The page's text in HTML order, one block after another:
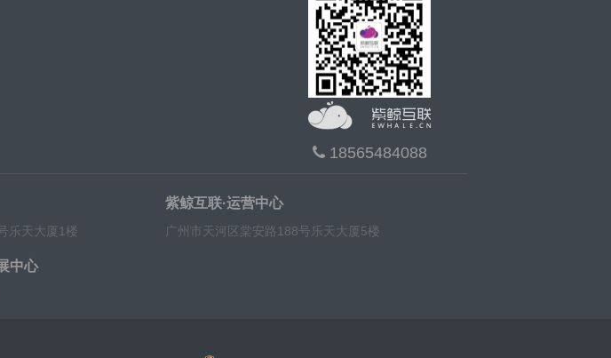
18565484088
乐天大厦1楼
紫鲸互联·运营中心
广州市天河区棠安路188号乐天大厦5楼
中心